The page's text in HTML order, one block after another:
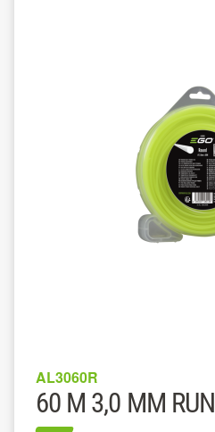
AL3060R
60 M 3,0 MM